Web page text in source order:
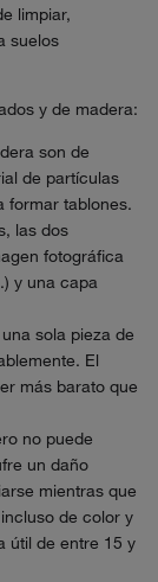
limpiar,
suelos
y de madera:
son de
de partículas
formar tablones.
las dos
fotográfica
y una capa
sola pieza de
El
más barato que
no puede
un daño
mientras que
de color y
útil de entre 15 y